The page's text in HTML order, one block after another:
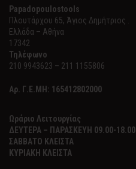
Papadopoulostools
Πλουτάρχου 65, Άγιος Δημήτριος .
Ελλάδα – Αθήνα
17342
Τηλέφωνο
210 9943623 – 211 1155806
Αρ. Γ.Ε.ΜΗ: 165412802000
Ωράριο Λειτουργίας
ΔΕΥΤΕΡΑ – ΠΑΡΑΣΚΕΥΗ 09.00-18.00
ΣΑΒΒΑΤΟ ΚΛΕΙΣΤΑ
ΚΥΡΙΑΚΗ ΚΛΕΙΣΤΑ